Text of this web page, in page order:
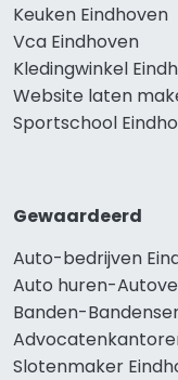
Keuken Eindhoven
Vca Eindhoven
Kledingwinkel
Website laten
Sportschool
Gewaardeerd
Auto-bedrijven
Auto huren-
Banden-
Slotenmaker